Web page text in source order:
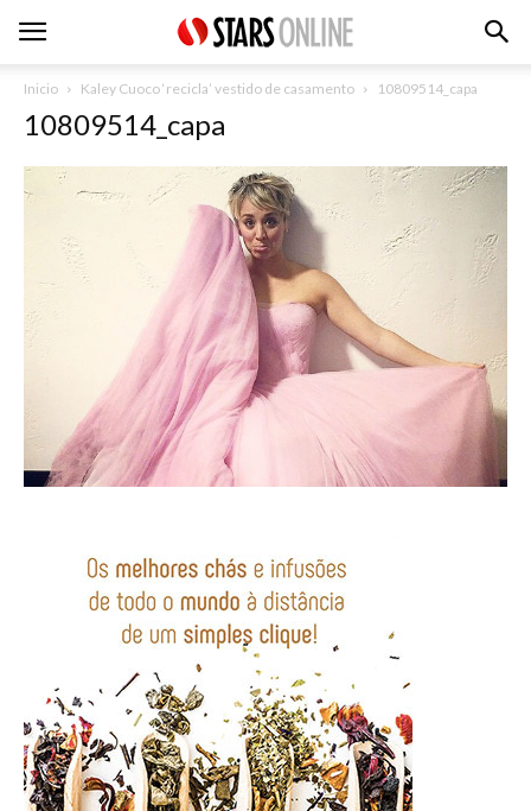
Inicio Kaley Cuoco ‘recicla’ vestido de casamento 10809514_capa
10809514_capa